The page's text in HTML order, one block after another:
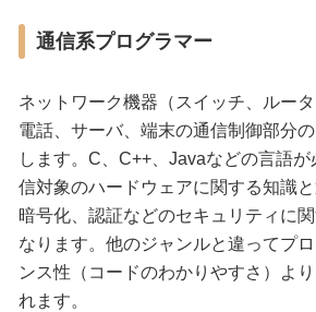
通信系プログラマー
ネットワーク機器（スイッチ、ルータ
電話、サーバ、端末の通信制御部分
します。C、C++、Javaなどの言語
信対象のハードウェアに関する知識と
暗号化、認証などのセキュリティに
なります。他のジャンルと違ってプ
ンス性（コードのわかりやすさ）よ
れます。